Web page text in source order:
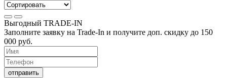
Выгодный TRADE-IN
Заполните заявку на Trade-In и получите доп. скидку до 150
000 руб.
отправить